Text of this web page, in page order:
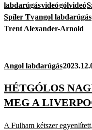
labdarúgásvideógólvideó
Spíler Tvangol labdarúgás
Trent Alexander-Arnold
Angol labdarúgás
HÉTGÓLOS
MEG A
A Fulham kétszer